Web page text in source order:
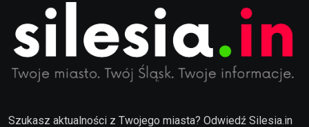
Szukasz aktualności z Twojego miasta? Odwiedź Silesia.in